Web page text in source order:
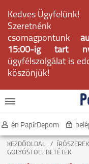
Kedves Ügyfelünk!
Szeretnénk
csomagpontunk
15:00-ig tart
ügyfélszolgálat is
köszönjük!
én PapírDepom
KEZDŐOLDAL ÍRÓSZEREK
GOLYÓSTOLL BETÉTEK